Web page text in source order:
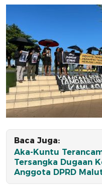
Baca Juga:
Aka-Kuntu
Tersangka Dugaan
Anggota DPRD